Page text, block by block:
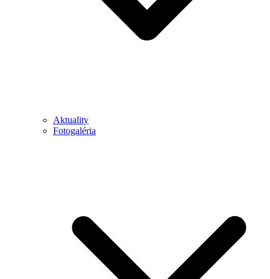
Aktuality
Fotogaléria